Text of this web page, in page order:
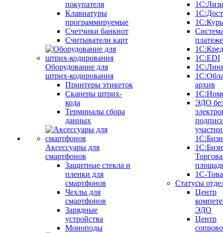
покупателя
Клавиатуры
программируемые
Счетчики банкнот
Считыватели карт
Оборудование для
штрих-кодирования
Принтеры этикеток
Сканеры штрих-
кода
Терминалы сбора
данных
Аксессуары для
смартфонов
Защитные стекла и
пленки для
смартфонов
Чехлы для
смартфонов
Зарядные
устройства
Моноподы
1С:EDI
архив
ЭДО
1С-
Статусы
Центр
ЭДО
Центр